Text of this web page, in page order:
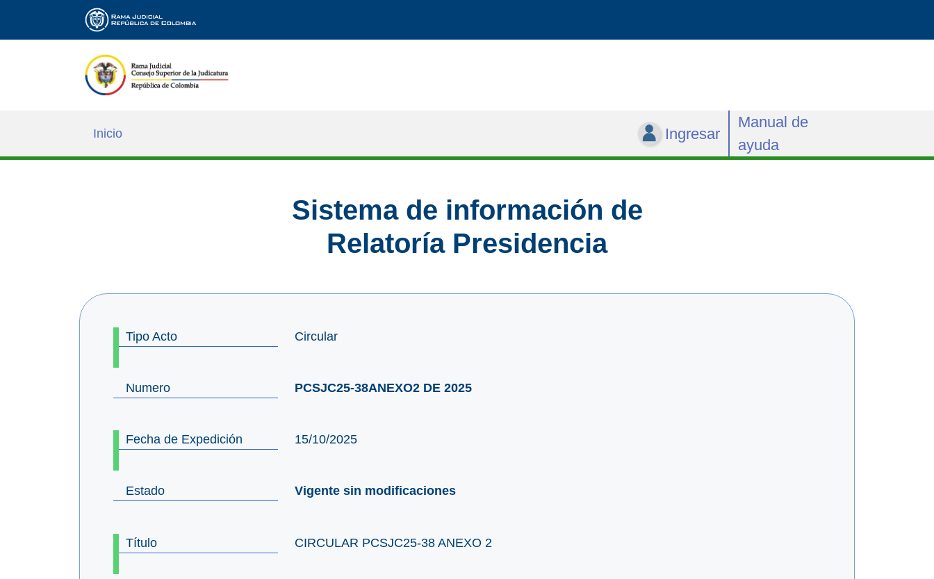
Inicio Ingresar
Manual de
ayuda
Sistema de información de
Relatoría Presidencia
Tipo Acto Circular
Numero PCSJC25-38ANEXO2 DE 2025
Fecha de Expedición 15/10/2025
Estado Vigente sin modificaciones
Título CIRCULAR PCSJC25-38 ANEXO 2